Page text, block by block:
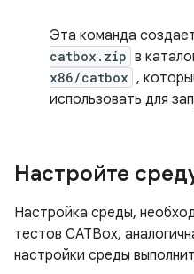
Эта команда
catbox.zip в
x86/catbox ,
использовать для
Настройте
Настройка среды,
тестов CATBox,
настройки среды